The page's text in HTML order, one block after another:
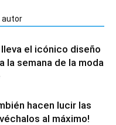
autor
el icónico diseño
la semana de la moda
hacen lucir las
al máximo!